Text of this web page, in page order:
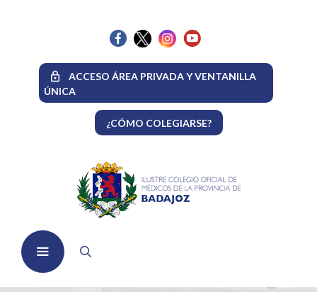
ACCESO ÁREA PRIVADA Y VENTANILLA
ÚNICA
¿CÓMO COLEGIARSE?